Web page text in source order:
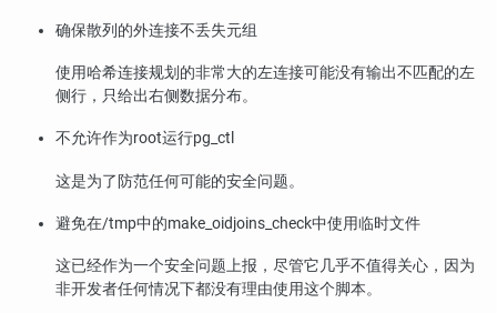
确保散列的外连接不丢失元组
使用哈希连接规划的非常大的左连接可能没有输出不匹配的左
侧行，只给出右侧数据分布。
不允许作为root运行pg_ctl
这是为了防范任何可能的安全问题。
避免在/tmp中的make_oidjoins_check中使用临时文件
这已经作为一个安全问题上报，尽管它几乎不值得关心，因为
非开发者任何情况下都没有理由使用这个脚本。